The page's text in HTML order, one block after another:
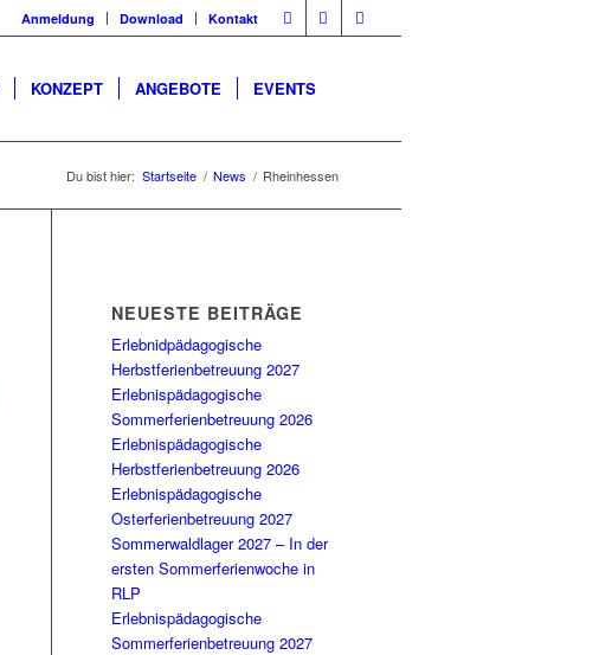
Anmeldung Download Kontakt
KONZEPT ANGEBOTE EVENTS
Du bist hier: Startseite / News / Rheinhessen
NEUESTE BEITRÄGE
Erlebnidpädagogische
Herbstferienbetreuung 2027
Erlebnispädagogische
Sommerferienbetreuung 2026
Erlebnispädagogische
Herbstferienbetreuung 2026
Erlebnispädagogische
Osterferienbetreuung 2027
Sommerwaldlager 2027 – In der
ersten Sommerferienwoche in
RLP
Erlebnispädagogische
Sommerferienbetreuung 2027